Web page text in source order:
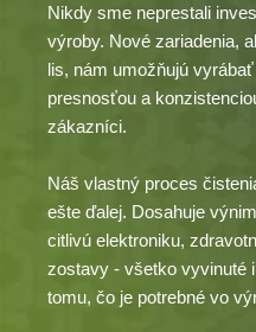
Nikdy sme neprestali
výroby. Nové zariadenia,
lis, nám umožňujú
presnosťou a
zákazníci.
Náš vlastný proces
ešte ďalej. Dosahuje
citlivú elektroniku,
zostavy - všetko vyvinuté
tomu, čo je potrebné vo